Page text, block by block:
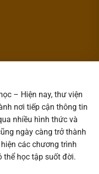
– Hiện nay, thư viện
nơi tiếp cận thông tin
nhiều hình thức và
ngày càng trở thành
các chương trình
thể học tập suốt đời.